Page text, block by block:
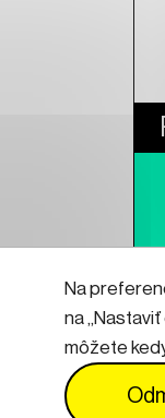
Na
na
môžete